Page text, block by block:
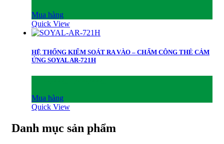
Mua hàng
Quick View
HỆ THỐNG KIỂM SOÁT RA VÀO – CHẤM CÔNG THẺ CẢM
ỨNG SOYAL AR-721H
Mua hàng
Quick View
Danh mục sản phẩm